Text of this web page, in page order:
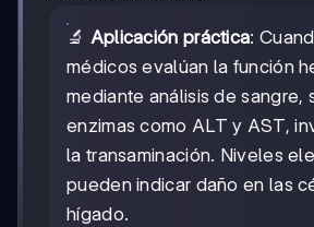
🔬 Aplicación práctica:
médicos evalúan la función
mediante análisis de sangre,
enzimas como ALT y AST,
la transaminación. Niveles
pueden indicar daño en las
hígado.